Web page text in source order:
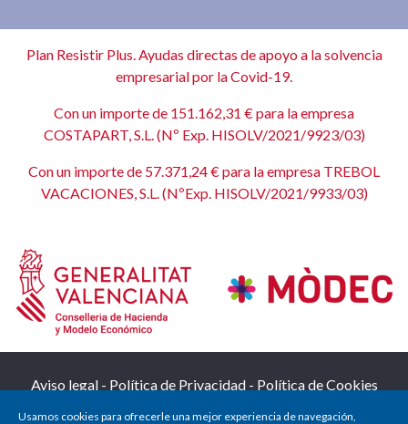
Plan Resistir Plus. Ayudas directas de apoyo a la solvencia
empresarial por la Covid-19.
Con un importe de 151.162,31 € para la empresa
COSTAPART, S.L. (Nº Exp. HISOLV/2021/9923/03)
Con un importe de 57.371,24 € para la empresa TREBOL
VACACIONES, S.L. (NºExp. HISOLV/2021/9933/03)
Aviso legal- Política de Privacidad- Política de Cookies
Usamos cookies para ofrecerle una mejor experiencia de navegación,